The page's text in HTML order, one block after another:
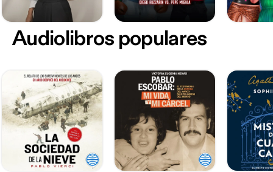
Audiolibros populares